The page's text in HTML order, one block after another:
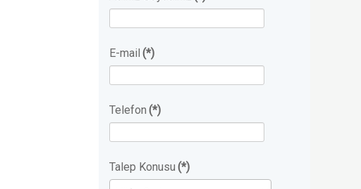
E-mail (*)
Telefon (*)
Talep Konusu (*)